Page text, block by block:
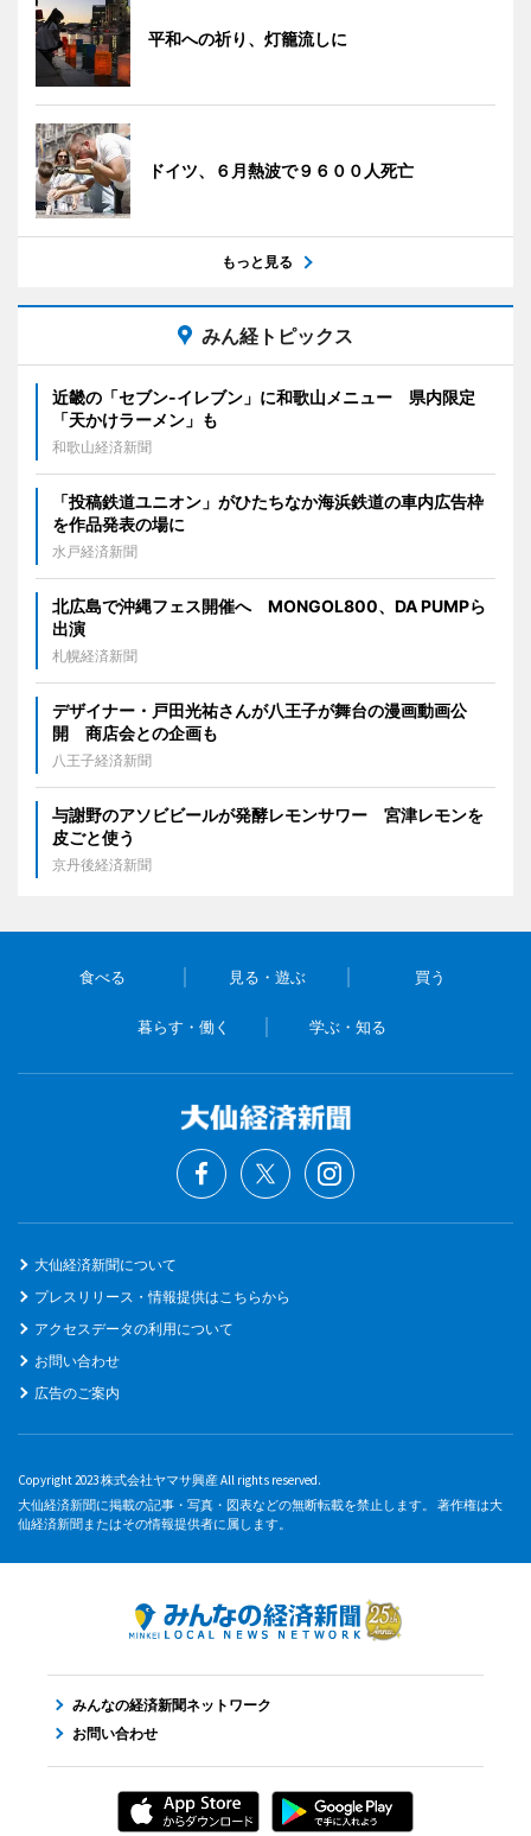
平和への祈り、灯籠流しに
ドイツ、６月熱波で９６００人死亡
もっと見る
みん経トピックス
近畿の「セブン-イレブン」に和歌山メニュー 県内限定
「天かけラーメン」も
和歌山経済新聞
「投稿鉄道ユニオン」がひたちなか海浜鉄道の車内広告枠
を作品発表の場に
水戸経済新聞
北広島で沖縄フェス開催へ MONGOL800、DA PUMPら
出演
札幌経済新聞
デザイナー・戸田光祐さんが八王子が舞台の漫画動画公
開 商店会との企画も
八王子経済新聞
与謝野のアソビビールが発酵レモンサワー 宮津レモンを
皮ごと使う
京丹後経済新聞
食べる 見る・遊ぶ 買う
暮らす・働く 学ぶ・知る
大仙経済新聞について
プレスリリース・情報提供はこちらから
アクセスデータの利用について
お問い合わせ
広告のご案内
Copyright 2023 株式会社ヤマサ興産 All rights reserved.
大仙経済新聞に掲載の記事・写真・図表などの無断転載を禁止します。 著作権は大
仙経済新聞またはその情報提供者に属します。
みんなの経済新聞ネットワーク
お問い合わせ